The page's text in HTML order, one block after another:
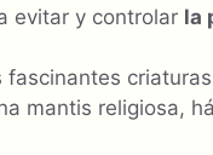
evitar y controlar la
fascinantes
mantis religiosa,